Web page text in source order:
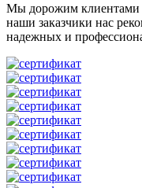
Мы дорожим клиентами
наши заказчики нас
надежных и